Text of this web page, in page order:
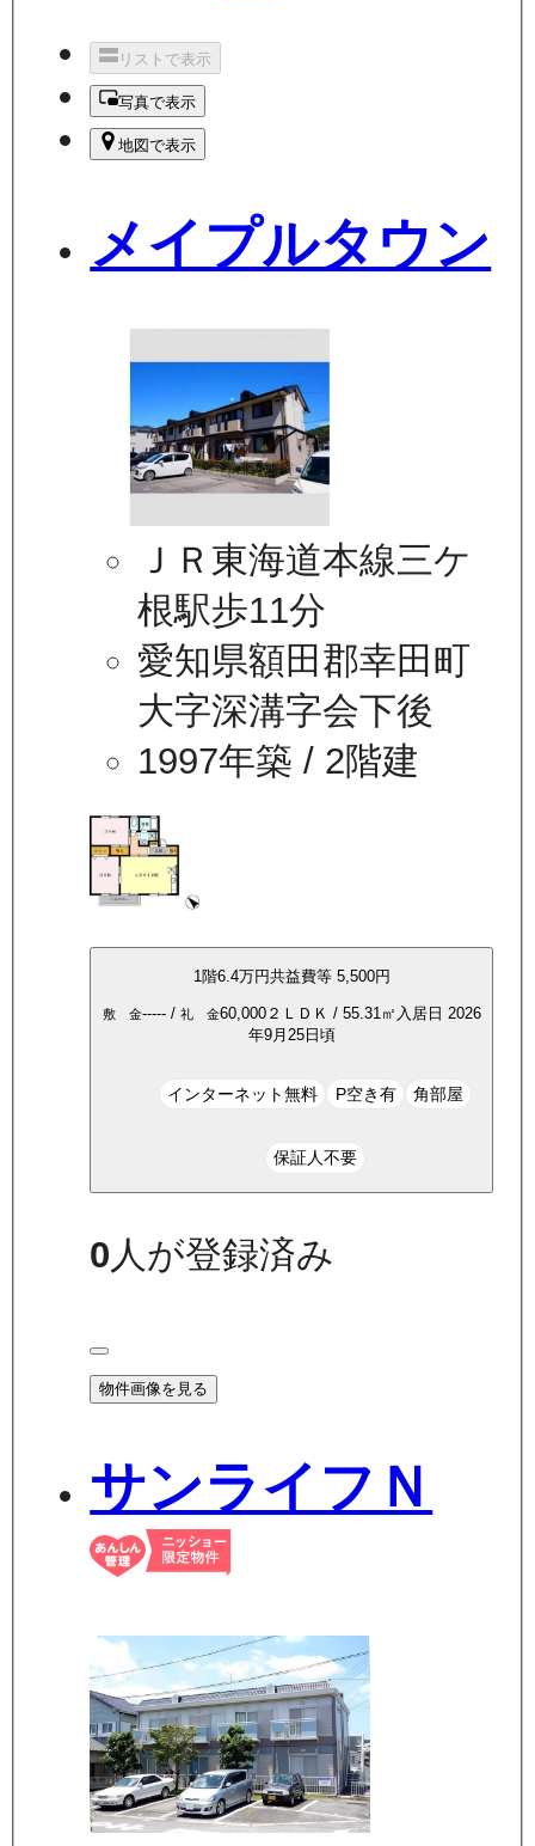
リストで表示
写真で表示
地図で表示
メイプルタウン
ＪＲ東海道本線三ケ
根駅歩11分
愛知県額田郡幸田町
大字深溝字会下後
1997年築 / 2階建
1 階6.4万円共益費等 5,500円
敷 金-----/ 礼 金60,000２ＬＤＫ / 55.31㎡ 入居日 2026
年9月25日頃
インターネット無料 P空き有 角部屋
保証人不要
0 人が登録済み
物件画像を見る
サンライフＮ